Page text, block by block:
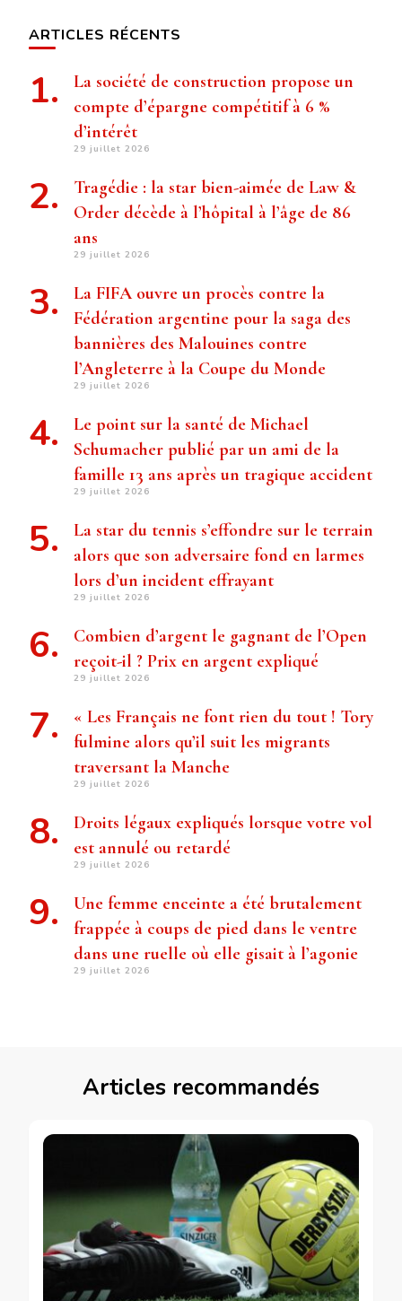
ARTICLES RÉCENTS
La société de construction propose un
compte d’épargne compétitif à 6 %
d’intérêt
29 juillet 2026
Tragédie : la star bien-aimée de Law &
Order décède à l’hôpital à l’âge de 86
ans
29 juillet 2026
La FIFA ouvre un procès contre la
Fédération argentine pour la saga des
bannières des Malouines contre
l’Angleterre à la Coupe du Monde
29 juillet 2026
Le point sur la santé de Michael
Schumacher publié par un ami de la
famille 13 ans après un tragique accident
29 juillet 2026
La star du tennis s’effondre sur le terrain
alors que son adversaire fond en larmes
lors d’un incident effrayant
29 juillet 2026
Combien d’argent le gagnant de l’Open
reçoit-il ? Prix ​​en argent expliqué
29 juillet 2026
« Les Français ne font rien du tout ! Tory
fulmine alors qu’il suit les migrants
traversant la Manche
29 juillet 2026
Droits légaux expliqués lorsque votre vol
est annulé ou retardé
29 juillet 2026
Une femme enceinte a été brutalement
frappée à coups de pied dans le ventre
dans une ruelle où elle gisait à l’agonie
29 juillet 2026
Articles recommandés